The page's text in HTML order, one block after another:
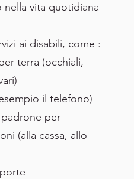
vita quotidiana
ai disabili, come :
terra (occhiali,
il telefono)
per
(alla cassa, allo